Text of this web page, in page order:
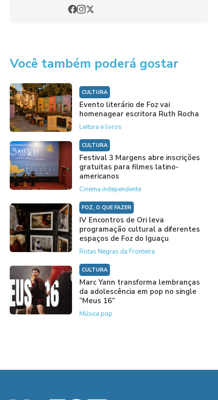
Você também poderá gostar
CULTURA
Evento literário de Foz vai
homenagear escritora Ruth Rocha
Leitura e livros
CULTURA
Festival 3 Margens abre inscrições
gratuitas para filmes latino-
americanos
Cinema independente
FOZ, O QUE FAZER
IV Encontros de Ori leva
programação cultural a diferentes
espaços de Foz do Iguaçu
Rotas Negras da Fronteira
CULTURA
Marc Yann transforma lembranças
da adolescência em pop no single
“Meus 16”
Música pop